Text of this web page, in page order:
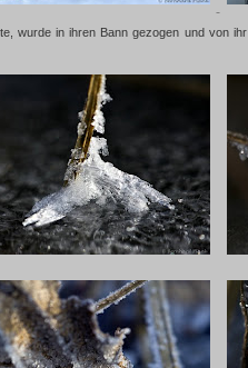
wurde in ihren Bann gezogen und von